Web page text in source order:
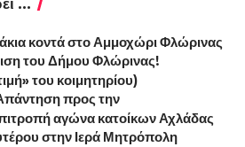
κοντά στο Αμμοχώρι Φλώρινας
του Δήμου Φλώρινας!
του κοιμητηρίου)
προς την
αγώνα κατοίκων Αχλάδας
στην Ιερά Μητρόπολη